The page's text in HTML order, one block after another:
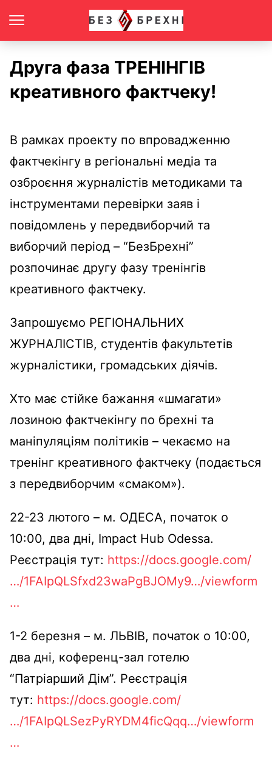
Друга фаза ТРЕНІНГІВ
креативного фактчеку!
В рамках проекту по впровадженню
фактчекінгу в регіональні медіа та
озброєння журналістів методиками та
інструментами перевірки заяв і
повідомлень у передвиборчий та
виборчий період – “БезБрехні”
розпочинає другу фазу тренінгів
креативного фактчеку.
Запрошуємо РЕГІОНАЛЬНИХ
ЖУРНАЛІСТІВ, студентів факультетів
журналістики, громадських діячів.
Хто має стійке бажання «шмагати»
лозиною фактчекінгу по брехні та
маніпуляціям політиків – чекаємо на
тренінг креативного фактчеку (подається
з передвиборчим «смаком»).
22-23 лютого – м. ОДЕСА, початок о
10:00, два дні, Impact Hub Odessa.
Реєстрація тут: https://docs.google.com/
…/1FAIpQLSfxd23waPgBJOMy9…/viewform
…
1-2 березня – м. ЛЬВІВ, початок о 10:00,
два дні, коференц-зал готелю
“Патріарший Дім”. Реєстрація
тут: https://docs.google.com/
…/1FAIpQLSezPyRYDM4ficQqq…/viewform
…